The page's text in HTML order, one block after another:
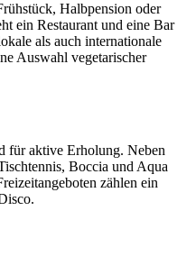
Halbpension oder
ein Restaurant und eine Bar
als auch internationale
Auswahl vegetarischer
für aktive Erholung. Neben
Boccia und Aqua
zählen ein